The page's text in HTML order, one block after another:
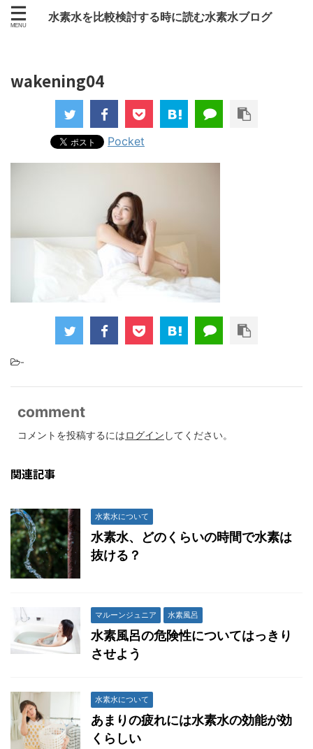
水素水を比較検討する時に読む水素水ブログ
wakening04
Pocket
-
comment
コメントを投稿するにはログイン してください。
関連記事
水素水について
水素水、どのくらいの時間で水素は
抜ける？
マルーンジュニア 水素風呂
水素風呂の危険性についてはっきり
させよう
水素水について
あまりの疲れには水素水の効能が効
くらしい